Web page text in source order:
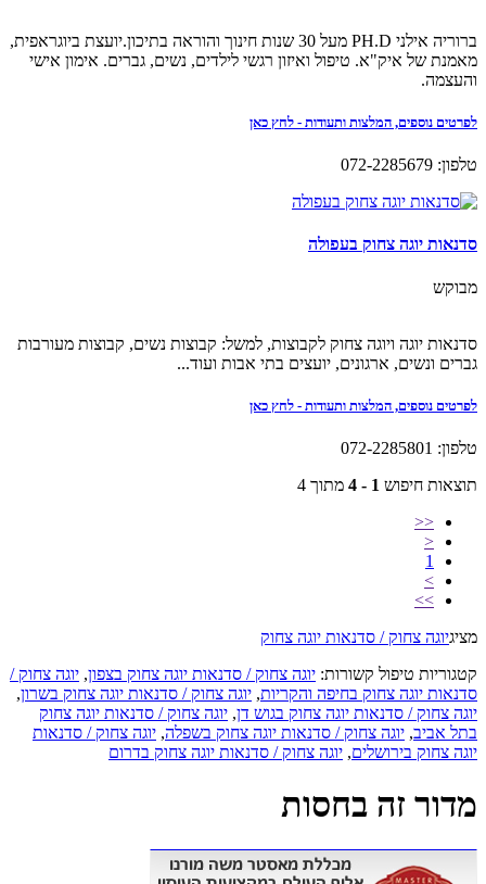
ברוריה אילני PH.D מעל 30 שנות חינוך והוראה בתיכון.יועצת ביוגראפית,
מאמנת של איק"א. טיפול ואיזון רגשי לילדים, נשים, גברים. אימון אישי
והעצמה.
לפרטים נוספים, המלצות ותעודות - לחץ כאן
טלפון: 072-2285679
סדנאות יוגה צחוק בעפולה
מבוקש
סדנאות יוגה ויוגה צחוק לקבוצות, למשל: קבוצות נשים, קבוצות מעורבות
גברים ונשים, ארגונים, יועצים בתי אבות ועוד...
לפרטים נוספים, המלצות ותעודות - לחץ כאן
טלפון: 072-2285801
תוצאות חיפוש 1 - 4
מתוך 4
<<
<
1
>
>>
מציגיוגה צחוק / סדנאות יוגה צחוק
קטגוריות טיפול קשורות: יוגה צחוק / סדנאות יוגה צחוק בצפון, יוגה צחוק /
סדנאות יוגה צחוק בחיפה והקריות, יוגה צחוק / סדנאות יוגה צחוק בשרון,
יוגה צחוק / סדנאות יוגה צחוק בגוש דן, יוגה צחוק / סדנאות יוגה צחוק
בתל אביב, יוגה צחוק / סדנאות יוגה צחוק בשפלה, יוגה צחוק / סדנאות
יוגה צחוק בירושלים, יוגה צחוק / סדנאות יוגה צחוק בדרום
מדור זה בחסות